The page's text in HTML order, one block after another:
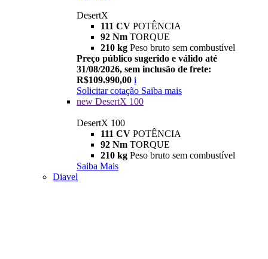
DesertX
111 CV POTÊNCIA
92 Nm TORQUE
210 kg Peso bruto sem combustível
Preço público sugerido e válido até
31/08/2026, sem inclusão de frete:
R$109.990,00 i
Solicitar cotação Saiba mais
new DesertX 100
DesertX 100
111 CV POTÊNCIA
92 Nm TORQUE
210 kg Peso bruto sem combustível
Saiba Mais
Diavel